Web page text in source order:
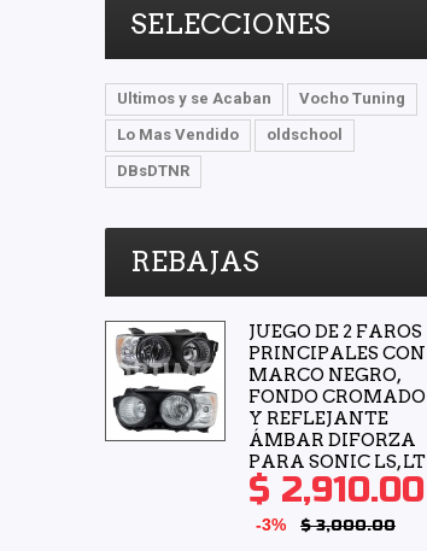
Scuda(2)
SKF(1)
Speedymexx(1)
Strunker
SYD(4)
TMK(1)
TomCo(4)
Top Engine
Totalparts
(36)
Trasero Izquierdo (2)
SELECCIONES
Ultimos y se Acaban
Vocho Tuning
Lo Mas Vendido
oldschool
DBsDTNR
REBAJAS
JUEGO DE 2 FAROS
PRINCIPALES CON
MARCO NEGRO,
FONDO CROMADO
Y REFLEJANTE
ÁMBAR DIFORZA
PARA SONIC LS, LT
$ 2,910.00
-3% $ 3,000.00